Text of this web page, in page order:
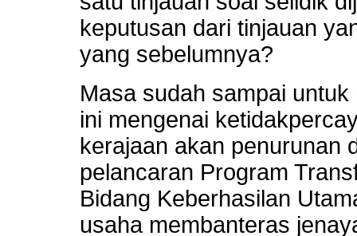
keputusan dari tinjauan
yang sebelumnya?
Masa sudah sampai untuk
ini mengenai
kerajaan akan penurunan
pelancaran Program
Bidang Keberhasilan
usaha membanteras